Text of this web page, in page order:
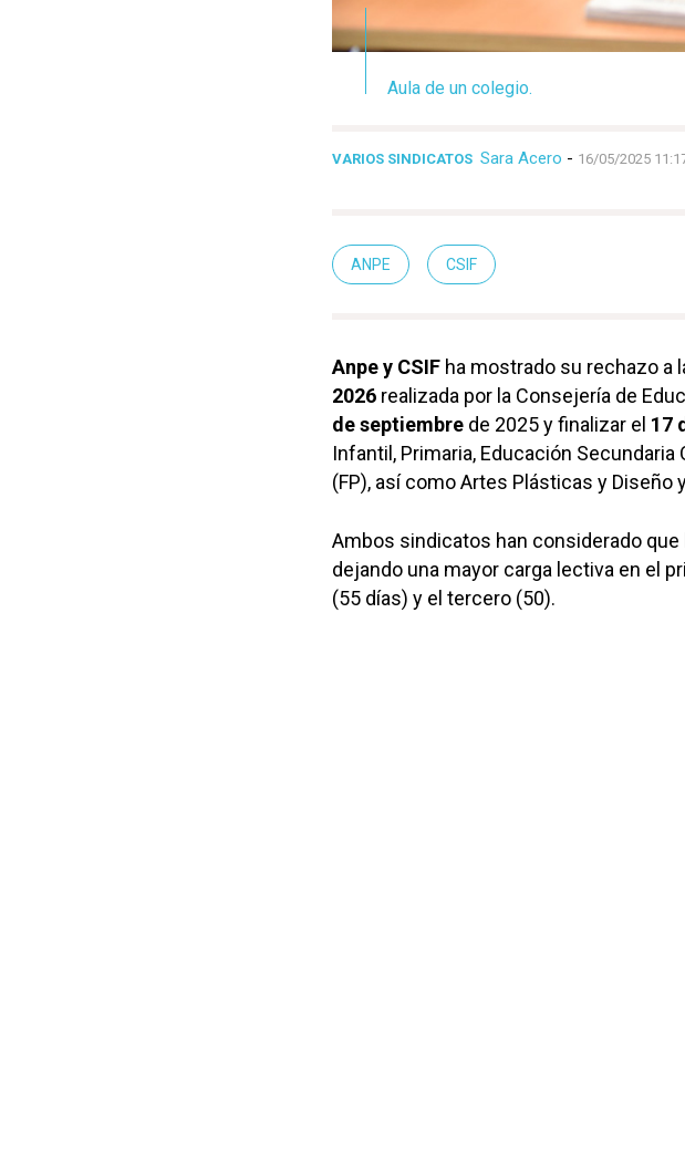
Aula de un colegio.
VARIOS SINDICATOS Sara Acero - 16/05/2025
ANPE CSIF
Anpe y CSIF ha mostrado su rechazo a
2026 realizada por la Consejería de
de septiembre de 2025 y finalizar el 17
Infantil, Primaria, Educación Secundaria
(FP), así como Artes Plásticas y Diseño
Ambos sindicatos han considerado
dejando una mayor carga lectiva en el
(55 días) y el tercero (50).